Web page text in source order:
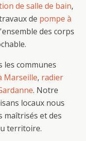
de salle de bain,
de pompe à
des corps
les communes
Marseille, radier
. Notre
locaux nous
maîtrisés et des
territoire.